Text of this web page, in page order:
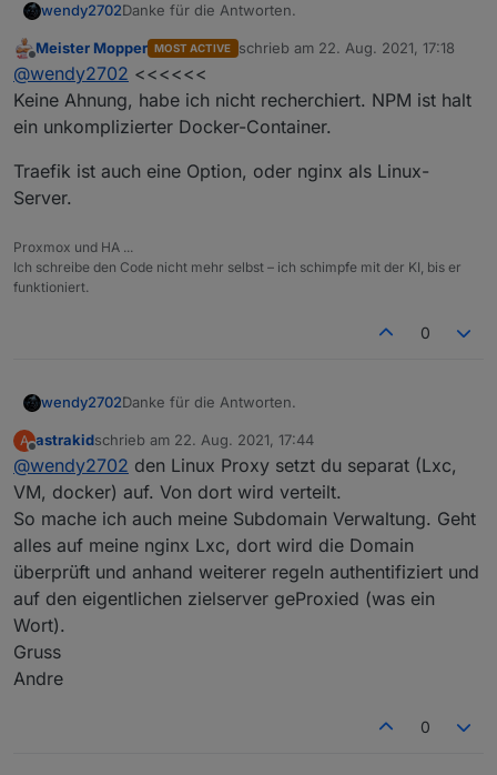
wendy2702Danke für die Antworten.
@Meister-Mopper: habe meine NC mit Apache
konfiguriert. Da müsste ich erst auf Nginx
umstellen oder gibt es so einen Manager auch für
Apache.
@Dr-Bakterius : das mit dem VPN wäre
grundsätzlich die beste Lösung allerdings sind wir
4 Personen und davon nur eine mit Android
etwas gibt.
Wenn du eigenes VLAN verwendest, welchen
aus deiner Sicht gegen DMZ?
Offline
Meister Mopper MOST ACTIVE schrieb am 22. Aug. 2021, 17:18
zuletzt editiert von
@wendy2702 <<<<<<
Keine Ahnung, habe ich nicht recherchiert. NPM ist halt
ein unkomplizierter Docker-Container.
Traefik ist auch eine Option, oder nginx als Linux-
Server.
Proxmox und HA ...
Ich schreibe den Code nicht mehr selbst – ich schimpfe mit der KI, bis er
funktioniert.
0
wendy2702Danke für die Antworten.
@Meister-Mopper: habe meine NC mit Apache
konfiguriert. Da müsste ich erst auf Nginx
umstellen oder gibt es so einen Manager auch für
Apache.
@Dr-Bakterius : das mit dem VPN wäre
grundsätzlich die beste Lösung allerdings sind wir
4 Personen und davon nur eine mit Android
unterwegs. Für IOS ist mir nicht bekannt das es so
etwas gibt.
Wenn du eigenes VLAN verwendest, welchen
Router/DSL Modem nutzt du dann und was spricht
aus deiner Sicht gegen DMZ?
A
Offline
astrakidschrieb am 22. Aug. 2021, 17:44
zuletzt editiert von
@wendy2702 den Linux Proxy setzt du separat (Lxc,
VM, docker) auf. Von dort wird verteilt.
So mache ich auch meine Subdomain Verwaltung. Geht
alles auf meine nginx Lxc, dort wird die Domain
überprüft und anhand weiterer regeln authentifiziert und
auf den eigentlichen zielserver geProxied (was ein
Wort).
Gruss
Andre
0